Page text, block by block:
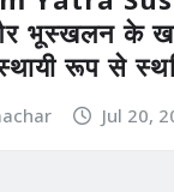
और भूस्खलन के
रूप से
Jul 20,